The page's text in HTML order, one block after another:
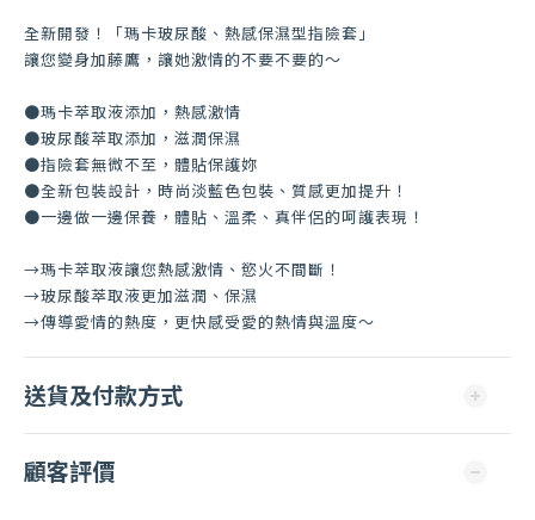
全新開發！「瑪卡玻尿酸、熱感保濕型指險套」
讓您變身加藤鷹，讓她激情的不要不要的～
●瑪卡萃取液添加，熱感激情
●玻尿酸萃取添加，滋潤保濕
●指險套無微不至，體貼保護妳
●全新包裝設計，時尚淡藍色包裝、質感更加提升！
●一邊做一邊保養，體貼、溫柔、真伴侶的呵護表現！
→瑪卡萃取液讓您熱感激情、慾火不間斷！
→玻尿酸萃取液更加滋潤、保濕
→傳導愛情的熱度，更快感受愛的熱情與溫度～
送貨及付款方式
顧客評價